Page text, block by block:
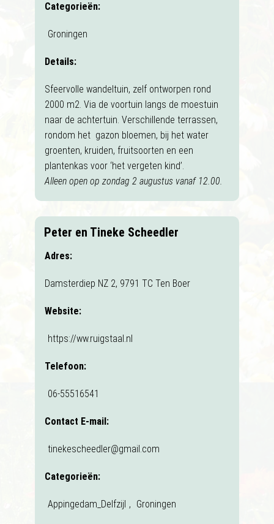
Categorieën:
Groningen
Details:
Sfeervolle wandeltuin, zelf ontworpen rond
2000 m2. Via de voortuin langs de moestuin
naar de achtertuin. Verschillende terrassen,
rondom het gazon bloemen, bij het water
groenten, kruiden, fruitsoorten en een
plantenkas voor ‘het vergeten kind’.
Alleen open op zondag 2 augustus vanaf 12.00.
Peter en Tineke Scheedler
Adres:
Damsterdiep NZ 2, 9791 TC Ten Boer
Website:
https://ww.ruigstaal.nl
Telefoon:
06-55516541
Contact E-mail:
tinekescheedler@gmail.com
Categorieën:
Appingedam_Delfzijl , Groningen